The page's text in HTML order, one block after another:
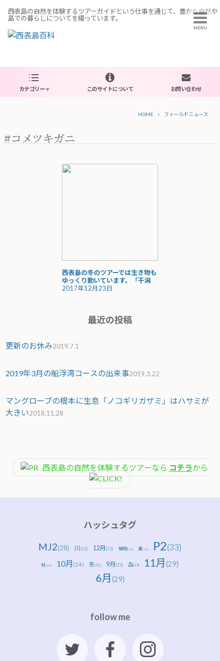
MENU
西表島の自然を体験するツアーガイドという仕事を通じて、豊かな自然や
島での暮らしについてを綴っています。
カテゴリー このサイトについて お問い合わせ
HOME フィールドニュース
#コメツキガニ
西表島の冬のツアーでは生き物も
ゆっくり動いています。「干潟
2017年12月23日
最近の投稿
更新のお休み2019.7.1
2019年3月の船浮湾コースの出来事2019.3.22
マングローブの根本に生息「ノコギリガザミ」はハサミが
大きい2018.11.28
西表島の自然を体験するツアーなら コチラから
ハッシュタグ
MJ2(28) 川 (21) 12月 (21) 植物(18) 夏(18) P2(33)
秋(18) 10月 (24) 冬(20) 9月 (21) 森(19) 11月 (29)
6月 (29)
follow me
主なカテゴリー